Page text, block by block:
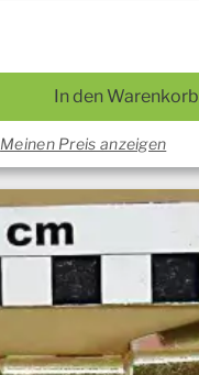
In den Warenkorb
Meinen Preis anzeigen